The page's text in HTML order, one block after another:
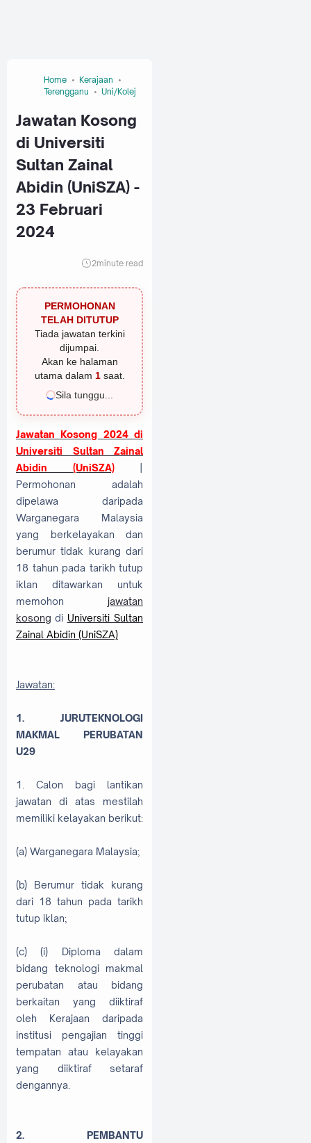
Home
Kerajaan
Terengganu
Uni/Kolej
Jawatan Kosong
di Universiti
Sultan Zainal
Abidin (UniSZA) -
23 Februari
2024
2minute read
PERMOHONAN
TELAH DITUTUP
Tiada jawatan terkini
dijumpai.
Akan ke halaman
utama dalam 1saat.
Sila tunggu...
Jawatan Kosong 2024 di
Universiti Sultan Zainal
Abidin (UniSZA)
Permohonan adalah
dipelawa daripada
Warganegara Malaysia
yang berkelayakan dan
berumur tidak kurang dari
18 tahun pada tarikh tutup
iklan ditawarkan untuk
memohon jawatan
kosong di Universiti Sultan
Zainal Abidin (UniSZA)
Jawatan:
1. JURUTEKNOLOGI
MAKMAL PERUBATAN
U29
1. Calon bagi lantikan
jawatan di atas mestilah
memiliki kelayakan berikut:
(a) Warganegara Malaysia;
(b) Berumur tidak kurang
dari 18 tahun pada tarikh
tutup iklan;
(c) (i) Diploma dalam
bidang teknologi makmal
perubatan atau bidang
berkaitan yang diiktiraf
oleh Kerajaan daripada
institusi pengajian tinggi
tempatan atau kelayakan
yang diiktiraf setaraf
dengannya.
2. PEMBANTU